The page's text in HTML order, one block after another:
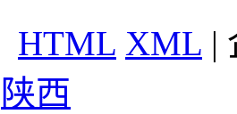
HTML XML |
陕西